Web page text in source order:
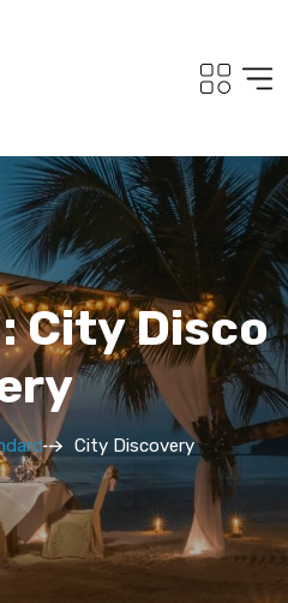
City Disco
City Discovery